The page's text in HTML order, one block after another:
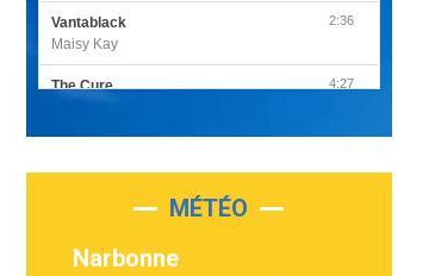
Vantablack
Maisy Kay
2:36
The Cure
4:27
Luke Combs
Second Chance
MÉTÉO
Narbonne